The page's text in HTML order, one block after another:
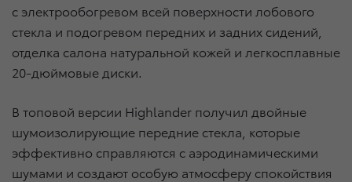
с электрообогревом всей поверхности лобового
стекла и подогревом передних и задних сидений,
отделка салона натуральной кожей и легкосплавные
20-дюймовые диски.
В топовой версии Highlander получил двойные
шумоизолирующие передние стекла, которые
эффективно справляются с аэродинамическими
шумами и создают особую атмосферу спокойствия